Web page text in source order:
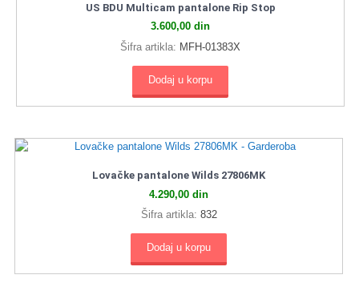
US BDU Multicam pantalone Rip Stop
3.600,00 din
Šifra artikla: MFH-01383X
Dodaj u korpu
Lovačke pantalone Wilds 27806MK
4.290,00 din
Šifra artikla: 832
Dodaj u korpu